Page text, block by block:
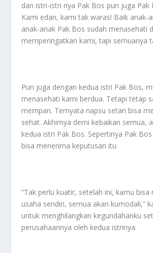
dan istri-istri nya Pak Bos pun juga Pak
Kami edan, kami tak waras! Baik anak-
anak-anak Pak Bos sudah menasehati
memperingatkan kami, tapi semuanya
Pun juga dengan kedua istri Pak Bos,
menasehati kami berdua. Tetapi tetap
mempan. Ternyata napsu setan bisa
sehat. Akhirnya demi kebaikan semua,
kedua istri Pak Bos. Sepertinya Pak
bisa menerima keputusan itu.
“Tak perlu kuatir, setelah ini, kamu bisa
usaha sendiri, semua akan kumodali,”
untuk menghilangkan kegundahanku
perusahaannya oleh kedua istrinya.